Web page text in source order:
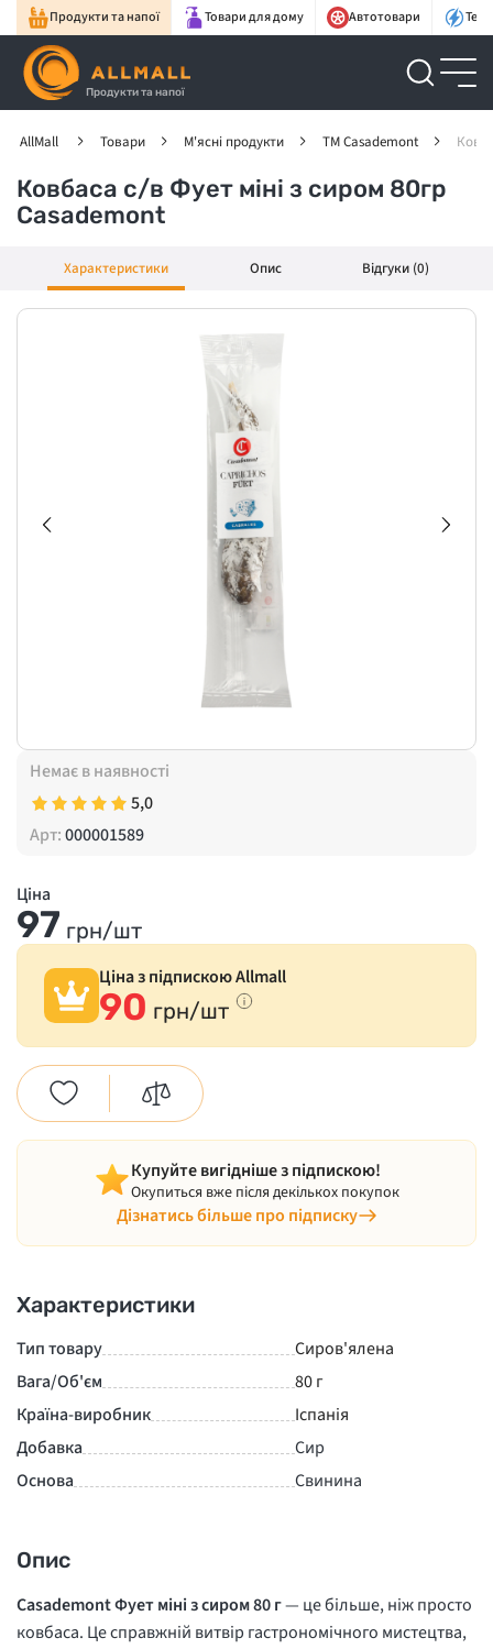
Продукти та напої Товари для дому Автотовари
Продукти та напої
AllMall Товари М'ясні продукти ТМ Casademont
Ковбаса с/в Фует міні з сиром 80гр
Casademont
Характеристики Опис Відгуки (0)
Немає в наявності
5,0
Арт:000001589
Ціна
97 грн/шт
Ціна з підпискою Allmall
90 грн/шт
Купуйте вигідніше з підпискою!
Окупиться вже після декількох покупок
Дізнатись більше про підписку
Характеристики
Тип товару
Сиров'ялена
Вага/Об'єм
80 г
Країна-виробник
Іспанія
Добавка
Сир
Основа
Свинина
Опис
Casademont Фует міні з сиром 80 г— це більше, ніж просто
ковбаса. Це справжній витвір гастрономічного мистецтва,